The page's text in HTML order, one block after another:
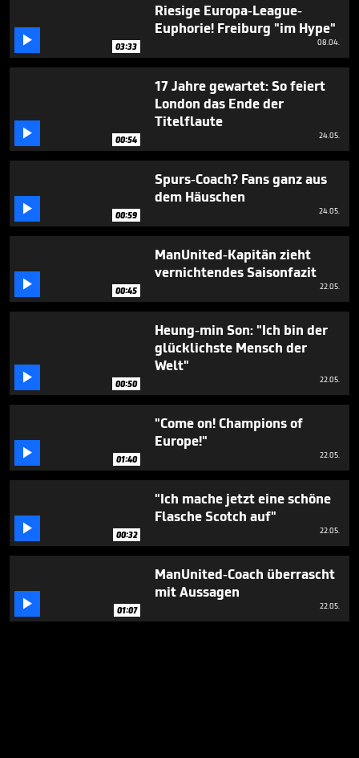
seconds
 03:33
Riesige Europa-League-
Euphorie! Freiburg "im Hype"
08.04.
 00:54
17 Jahre gewartet: So feiert
London das Ende der
Titelflaute
24.05.
 00:59
Spurs-Coach? Fans ganz aus
dem Häuschen
24.05.
 00:45
ManUnited-Kapitän zieht
vernichtendes Saisonfazit
22.05.
 00:50
Heung-min Son: "Ich bin der
glücklichste Mensch der
Welt"
22.05.
 01:40
"Come on! Champions of
Europe!"
22.05.
 00:32
"Ich mache jetzt eine schöne
Flasche Scotch auf"
22.05.
 01:07
ManUnited-Coach überrascht
mit Aussagen
22.05.